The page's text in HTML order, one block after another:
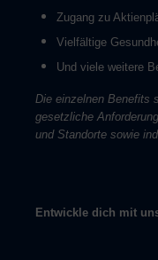
Zugang zu
Vielfältige
Und viele weitere
Die einzelnen Benefits
gesetzliche
und Standorte sowie
Entwickle dich mit